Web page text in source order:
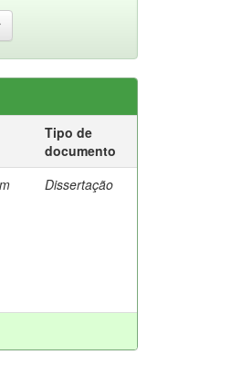
Tipo de
documento
Dissertação